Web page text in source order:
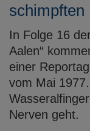
schimpften
In Folge 16
Aalen“
einer
vom Mai
Nerven geht.